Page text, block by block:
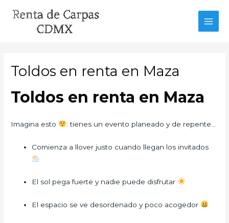
Toldos en renta en Maza
Toldos en renta en Maza
Imagina esto : tienes un evento planeado y de repente…
Comienza a llover justo cuando llegan los invitados
El sol pega fuerte y nadie puede disfrutar
El espacio se ve desordenado y poco acogedor